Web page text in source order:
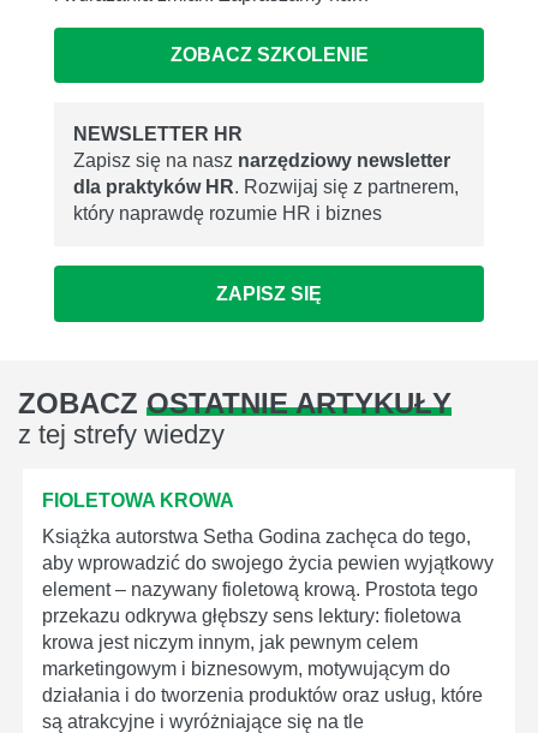
ZOBACZ SZKOLENIE
NEWSLETTER HR
Zapisz się na nasz narzędziowy newsletter
dla praktyków HR. Rozwijaj się z partnerem,
który naprawdę rozumie HR i biznes
ZAPISZ SIĘ
ZOBACZ OSTATNIE ARTYKUŁY
z tej strefy wiedzy
FIOLETOWA KROWA
Książka autorstwa Setha Godina zachęca do tego,
aby wprowadzić do swojego życia pewien wyjątkowy
element – nazywany fioletową krową. Prostota tego
przekazu odkrywa głębszy sens lektury: fioletowa
krowa jest niczym innym, jak pewnym celem
marketingowym i biznesowym, motywującym do
działania i do tworzenia produktów oraz usług, które
są atrakcyjne i wyróżniające się na tle